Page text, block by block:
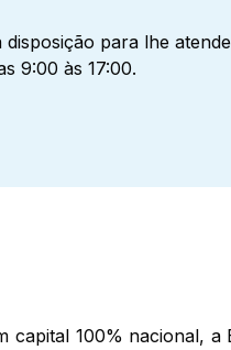
para lhe
9:00 às 17:00.
capital 100% nacional,